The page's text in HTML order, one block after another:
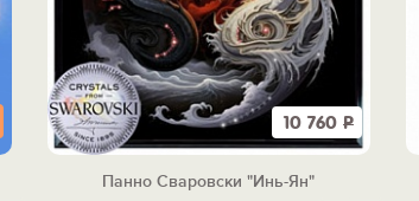
10 760 Р
Панно Сваровски "Инь-Ян"